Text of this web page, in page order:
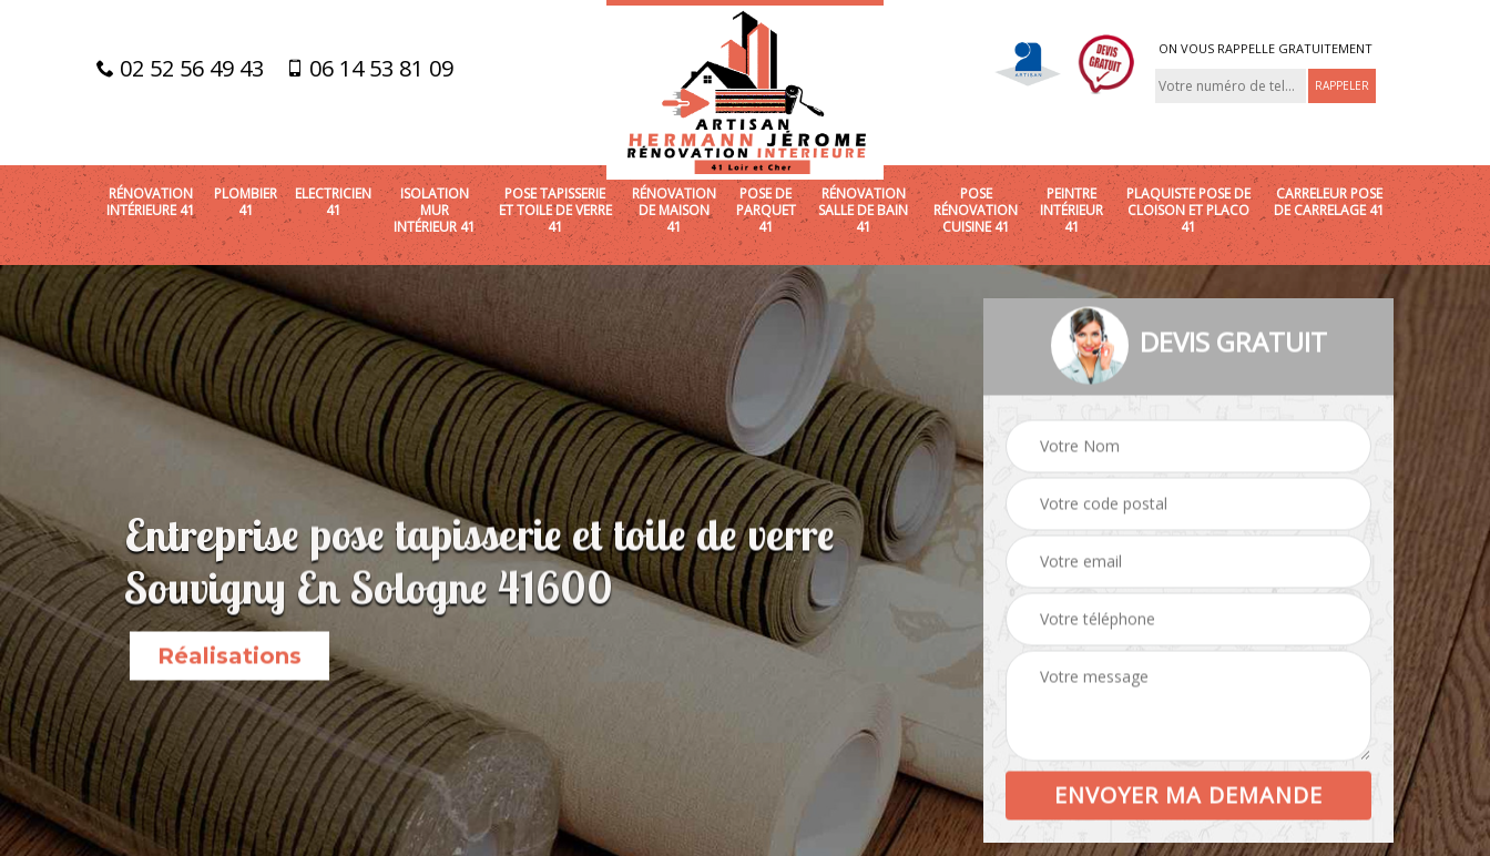
02 52 56 49 43 06 14 53 81 09
ON VOUS RAPPELLE GRATUITEMENT
RÉNOVATION
INTÉRIEURE 41
PLOMBIER
41
ELECTRICIEN
41
ISOLATION
MUR
INTÉRIEUR 41
POSE TAPISSERIE
ET TOILE DE VERRE
41
RÉNOVATION
DE MAISON
41
POSE DE
PARQUET
41
RÉNOVATION
SALLE DE BAIN
41
POSE
RÉNOVATION
CUISINE 41
PEINTRE
INTÉRIEUR
41
PLAQUISTE POSE DE
CLOISON ET PLACO
41
CARRELEUR POSE
DE CARRELAGE 41
Entreprise pose tapisserie et toile de verre
Souvigny En Sologne 41600
Réalisations
DEVIS GRATUIT